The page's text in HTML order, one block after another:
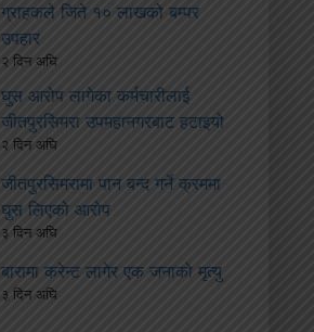
ग्राहकले जिते १० लाखको बम्पर
उपहार
२ दिन अघि
घुस आरोप लागेका कर्मचारीलाई
जीतपुरसिमरा उपमहानगरबाट हटाइयो
२ दिन अघि
जीतपुरसिमरामा पान बन्द गर्ने क्रममा
घुस लिएको आरोप
३ दिन अघि
बारामा करेन्ट लागेर एक जनाको मृत्यु
३ दिन अघि